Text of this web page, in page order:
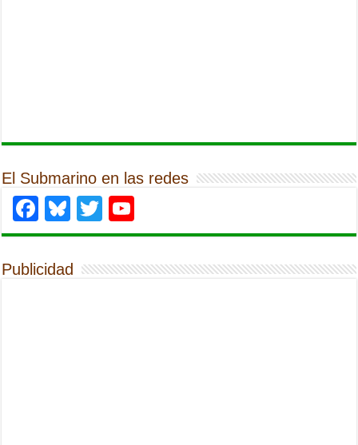
El Submarino en las redes
Facebook
Bluesky
Twitter
Publicidad